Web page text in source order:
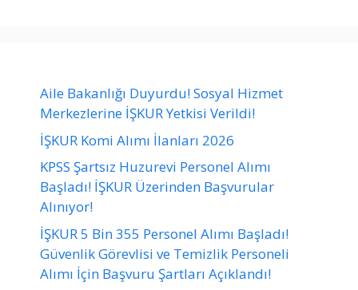
Aile Bakanlığı Duyurdu! Sosyal Hizmet
Merkezlerine İŞKUR Yetkisi Verildi!
İŞKUR Komi Alımı İlanları 2026
KPSS Şartsız Huzurevi Personel Alımı
Başladı! İŞKUR Üzerinden Başvurular
Alınıyor!
İŞKUR 5 Bin 355 Personel Alımı Başladı!
Güvenlik Görevlisi ve Temizlik Personeli
Alımı İçin Başvuru Şartları Açıklandı!